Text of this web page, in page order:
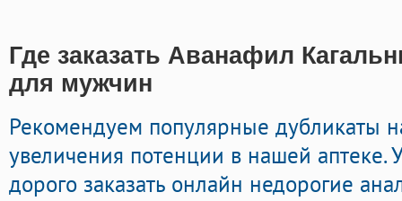
Где заказать Аванафил
для мужчин
Рекомендуем популярные дубликаты
увеличения потенции в нашей аптеке.
дорого заказать онлайн недорогие